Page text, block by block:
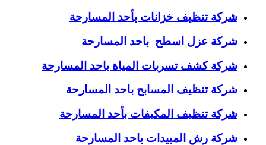
شركة تنظيف خزانات بأحد المسارحة
شركة عزل اسطح باحد المسارحة
شركة كشف تسربات المياة باحد المسارحة
شركة تنظيف المسابح باحد المسارحة
شركة تنظيف المكيفات بأحد المسارحة
شركة رش المبيدات باحد المسارحة